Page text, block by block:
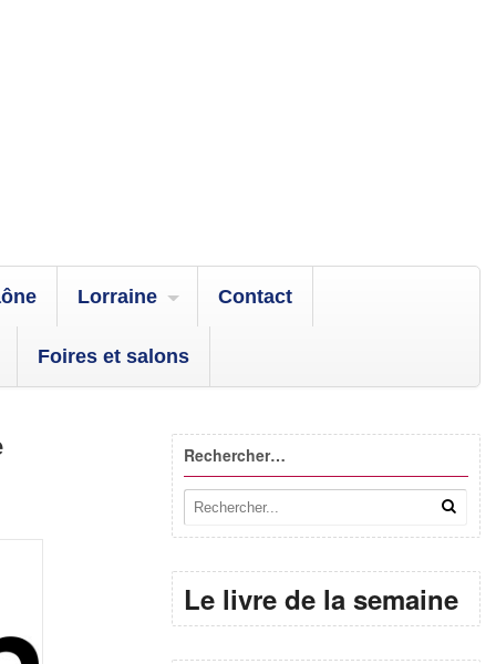
Lorraine Contact
Foires et salons
Rechercher…
Le livre de la semaine